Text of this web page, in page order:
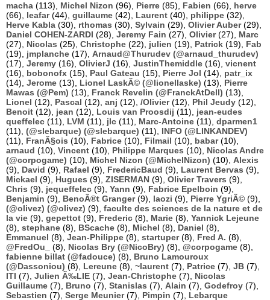
macha (113), Michel Nizon (96), Pierre (85), Fabien (66), herve
(66), leafar(44), guillaume (42), Laurent (40), philippe (32),
Herve Kabla (30), rthomas (30), Sylvain (29), Olivier Auber(29),
Daniel COHEN-ZARDI (28), Jeremy Fain (27), Olivier(27), Marc
(27), Nicolas (25), Christophe (22), julien (19), Patrick (19), Fab
(19), jmplanche (17), Arnaud@Thurudev (@arnaud_thurudev)
(17), Jeremy (16), OlivierJ (16), JustinThemiddle (16), vicnent
(16), bobonofx (15), Paul Gateau (15), Pierre Jol (14), patr_ix
(14), Jerome (13), Lionel LaskÃ© (@lionellaske) (13), Pierre
Mawas (@Pem) (13), Franck Revelin (@FranckAtDell) (13),
Lionel (12), Pascal (12), anj (12), /Olivier(12), Phil Jeudy (12),
Benoit (12), jean (12), Louis van Proosdij (11), jean-eudes
queffelec (11), LVM (11), jlc (11), Marc-Antoine (11), dparmen1
(11), (@slebarque) (@slebarque) (11), INFO (@LINKANDEV)
(11), FranÃ§ois (10), Fabrice (10), Filmail (10), babar(10),
arnaud (10), Vincent (10), Philippe Marques (10), Nicolas Andre
(@corpogame) (10), Michel Nizon (@MichelNizon) (10), Alexis
(9), David (9), Rafael (9), FredericBaud (9), Laurent Bervas (9),
Mickael (9), Hugues (9), ZISERMAN (9), Olivier Travers (9),
Chris (9), jequeffelec (9), Yann (9), Fabrice Epelboin (9),
Benjamin (9), BenoÃ®t Granger(9), laozi (9), Pierre YgriÃ© (9),
(@olivez) (@olivez) (9), faculte des sciences de la nature et de
la vie (9), gepettot (9), Frederic (8), Marie (8), Yannick Lejeune
(8), stephane (8), BScache (8), Michel (8), Daniel (8),
Emmanuel (8), Jean-Philippe (8), startuper(8), Fred A. (8),
@FredOu_
(8), Nicolas Bry (@NicoBry) (8), @corpogame (8),
fabienne billat (@fadouce) (8), Bruno Lamouroux
(@Dassoniou) (8), Lereune (8), ~laurent (7), Patrice (7), JB (7),
ITI (7), Julien Ã‰LIE (7), Jean-Christophe (7), Nicolas
Guillaume (7), Bruno (7), Stanislas (7), Alain (7), Godefroy (7),
Sebastien (7), Serge Meunier(7), Pimpin (7), Lebarque